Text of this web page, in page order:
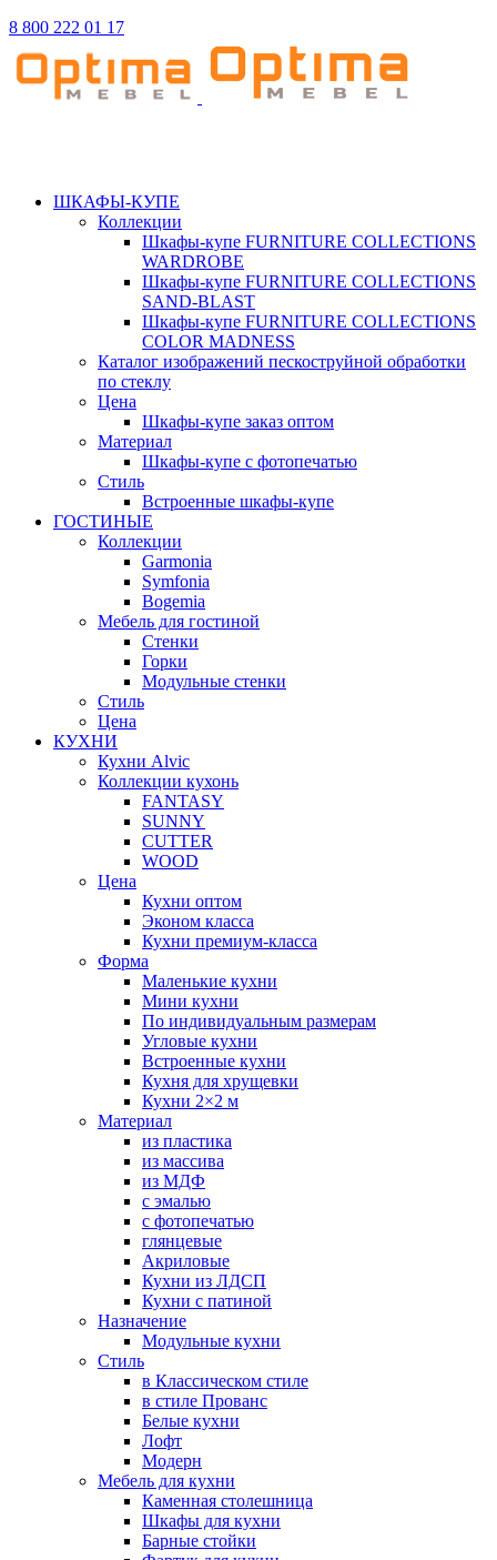
8 800 222 01 17
ШКАФЫ-КУПЕ
Коллекции
Шкафы-купе FURNITURE COLLECTIONS
WARDROBE
Шкафы-купе FURNITURE COLLECTIONS
SAND-BLAST
Шкафы-купе FURNITURE COLLECTIONS
COLOR MADNESS
Каталог изображений пескоструйной обработки
по стеклу
Цена
Шкафы-купе заказ оптом
Материал
Шкафы-купе с фотопечатью
Стиль
Встроенные шкафы-купе
ГОСТИНЫЕ
Коллекции
Garmonia
Symfonia
Bogemia
Мебель для гостиной
Стенки
Горки
Модульные стенки
Стиль
Цена
КУХНИ
Кухни Alvic
Коллекции кухонь
FANTASY
SUNNY
CUTTER
WOOD
Цена
Кухни оптом
Эконом класса
Кухни премиум-класса
Форма
Маленькие кухни
Мини кухни
По индивидуальным размерам
Угловые кухни
Встроенные кухни
Кухня для хрущевки
Кухни 2×2 м
Материал
из пластика
из массива
из МДФ
с эмалью
с фотопечатью
глянцевые
Акриловые
Кухни из ЛДСП
Кухни с патиной
Назначение
Модульные кухни
Стиль
в Классическом стиле
в стиле Прованс
Белые кухни
Лофт
Модерн
Мебель для кухни
Каменная столешница
Шкафы для кухни
Барные стойки